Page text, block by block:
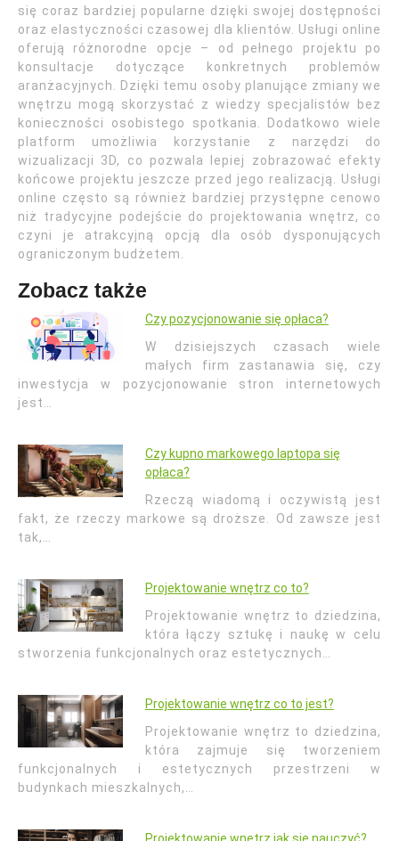
się coraz bardziej popularne dzięki swojej dostępności
oraz elastyczności czasowej dla klientów. Usługi online
oferują różnorodne opcje – od pełnego projektu po
konsultacje dotyczące konkretnych problemów
aranżacyjnych. Dzięki temu osoby planujące zmiany we
wnętrzu mogą skorzystać z wiedzy specjalistów bez
konieczności osobistego spotkania. Dodatkowo wiele
platform umożliwia korzystanie z narzędzi do
wizualizacji 3D, co pozwala lepiej zobrazować efekty
końcowe projektu jeszcze przed jego realizacją. Usługi
online często są również bardziej przystępne cenowo
niż tradycyjne podejście do projektowania wnętrz, co
czyni je atrakcyjną opcją dla osób dysponujących
ograniczonym budżetem.
Zobacz także
Czy pozycjonowanie się opłaca?
W dzisiejszych czasach wiele
małych firm zastanawia się, czy
inwestycja w pozycjonowanie stron internetowych
jest…
Czy kupno markowego laptopa się
opłaca?
Rzeczą wiadomą i oczywistą jest
fakt, że rzeczy markowe są droższe. Od zawsze jest
tak,…
Projektowanie wnętrz co to?
Projektowanie wnętrz to dziedzina,
która łączy sztukę i naukę w celu
stworzenia funkcjonalnych oraz estetycznych…
Projektowanie wnętrz co to jest?
Projektowanie wnętrz to dziedzina,
która zajmuje się tworzeniem
funkcjonalnych i estetycznych przestrzeni w
budynkach mieszkalnych,…